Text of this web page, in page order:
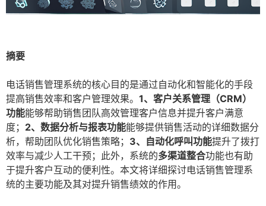
摘要
电话销售管理系统的核心目的是通过自动化和智能化的手段
提高销售效率和客户管理效果。 1、客户关系管理（CRM）
功能能够帮助销售团队高效管理客户信息并提升客户满意
度； 2、数据分析与报表功能能够提供销售活动的详细数据分
析，帮助团队优化销售策略； 3、自动化呼叫功能提升了拨打
效率与减少人工干预；此外，系统的多渠道整合功能也有助
于提升客户互动的便利性。本文将详细探讨电话销售管理系
统的主要功能及其对提升销售绩效的作用。